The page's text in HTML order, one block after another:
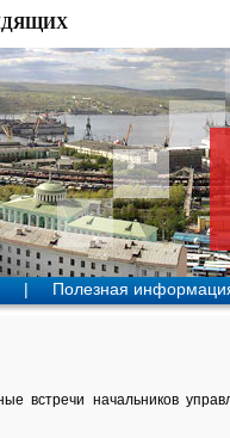
| Полезная
встречи начальников